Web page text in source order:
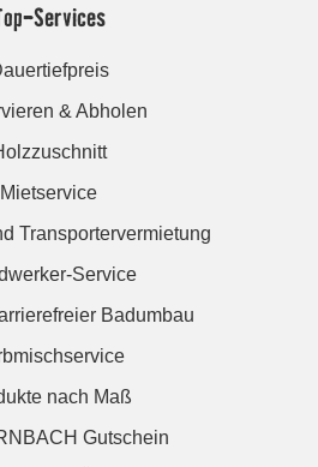
Services
& Abholen
Mietservice
Transportervermietung
Service
Badumbau
nach Maß
Gutschein